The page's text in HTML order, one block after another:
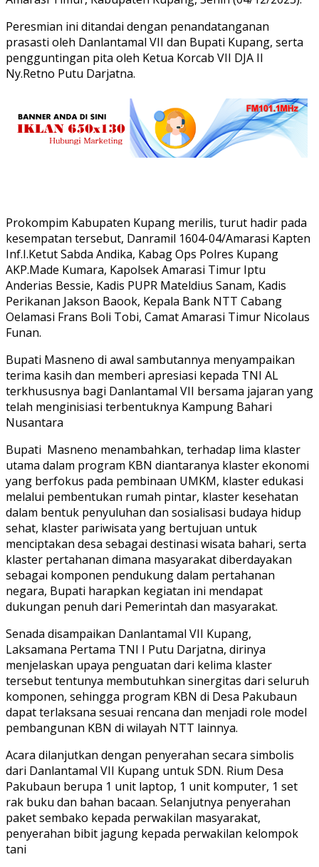
Peresmian ini ditandai dengan penandatanganan
prasasti oleh Danlantamal VII dan Bupati Kupang, serta
pengguntingan pita oleh Ketua Korcab VII DJA II
Ny.Retno Putu Darjatna.
Prokompim Kabupaten Kupang merilis, turut hadir pada
kesempatan tersebut, Danramil 1604-04/Amarasi Kapten
Inf.I.Ketut Sabda Andika, Kabag Ops Polres Kupang
AKP.Made Kumara, Kapolsek Amarasi Timur Iptu
Anderias Bessie, Kadis PUPR Mateldius Sanam, Kadis
Perikanan Jakson Baook, Kepala Bank NTT Cabang
Oelamasi Frans Boli Tobi, Camat Amarasi Timur Nicolaus
Funan.
Bupati Masneno di awal sambutannya menyampaikan
terima kasih dan memberi apresiasi kepada TNI AL
terkhususnya bagi Danlantamal VII bersama jajaran yang
telah menginisiasi terbentuknya Kampung Bahari
Nusantara
Bupati Masneno menambahkan, terhadap lima klaster
utama dalam program KBN diantaranya klaster ekonomi
yang berfokus pada pembinaan UMKM, klaster edukasi
melalui pembentukan rumah pintar, klaster kesehatan
dalam bentuk penyuluhan dan sosialisasi budaya hidup
sehat, klaster pariwisata yang bertujuan untuk
menciptakan desa sebagai destinasi wisata bahari, serta
klaster pertahanan dimana masyarakat diberdayakan
sebagai komponen pendukung dalam pertahanan
negara, Bupati harapkan kegiatan ini mendapat
dukungan penuh dari Pemerintah dan masyarakat.
Senada disampaikan Danlantamal VII Kupang,
Laksamana Pertama TNI I Putu Darjatna, dirinya
menjelaskan upaya penguatan dari kelima klaster
tersebut tentunya membutuhkan sinergitas dari seluruh
komponen, sehingga program KBN di Desa Pakubaun
dapat terlaksana sesuai rencana dan menjadi role model
pembangunan KBN di wilayah NTT lainnya.
Acara dilanjutkan dengan penyerahan secara simbolis
dari Danlantamal VII Kupang untuk SDN. Rium Desa
Pakubaun berupa 1 unit laptop, 1 unit komputer, 1 set
rak buku dan bahan bacaan. Selanjutnya penyerahan
paket sembako kepada perwakilan masyarakat,
penyerahan bibit jagung kepada perwakilan kelompok
tani